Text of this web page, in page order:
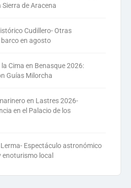
de Aracena
Cudillero- Otras
en agosto
Cima en Benasque 2026:
Guías Milorcha
en Lastres 2026-
en el Palacio de los
Espectáculo astronómico
local